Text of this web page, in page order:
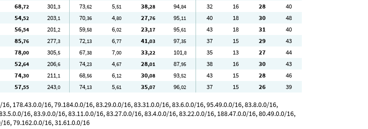
68,72 301,3 73,62 5,51 38,28 94,84 32 16 28
40
54,52 203,1 70,36 4,80 27,76 95,11 40 18 30
48
56,54 201,2 59,58 6,02 23,17 95,61 43 18 31
40
85,76 277,3 72,13 6,77 41,03 97,35 37 15 29
43
78,00 305,5 67,38 7,00 33,22 101,8 35 13 27
44
52,64 206,6 74,23 4,67 28,01 87,95 38 16 30
43
74,30 211,1 68,56 6,12 30,08 93,52 43 15 28
46
57,55 243,0 74,13 5,61 35,07 96,02 37 15 26 39
178.43.0.0/16, 79.184.0.0/16, 83.29.0.0/16, 83.31.0.0/16, 83.6.0.0/16, 95.49.0.0/16, 83.8.0.0/16,
16, 83.9.0.0/16, 83.11.0.0/16, 83.27.0.0/16, 83.4.0.0/16, 83.22.0.0/16, 188.47.0.0/16, 80.49.0.0/16,
79.162.0.0/16, 31.61.0.0/16